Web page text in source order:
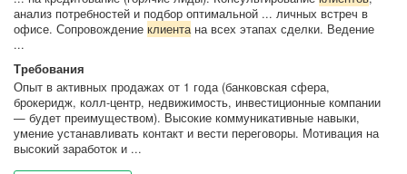
анализ потребностей и подбор оптимальной ... личных встреч в
офисе. Сопровождение клиентана всех этапах сделки. Ведение
...
Требования
Опыт в активных продажах от 1 года (банковская сфера,
брокеридж, колл-центр, недвижимость, инвестиционные компании
— будет преимуществом). Высокие коммуникативные навыки,
умение устанавливать контакт и вести переговоры. Мотивация на
высокий заработок и ...